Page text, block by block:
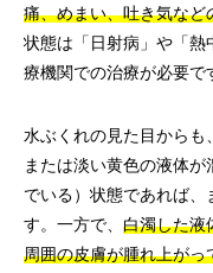
痛、めまい、吐き気な
状態は「日射病」や「
療機関での治療が必要で
水ぶくれの見た目からも
または淡い黄色の液体
でいる）状態であれば
す。一方で、 白濁した液
周囲の皮膚が腫れ上が